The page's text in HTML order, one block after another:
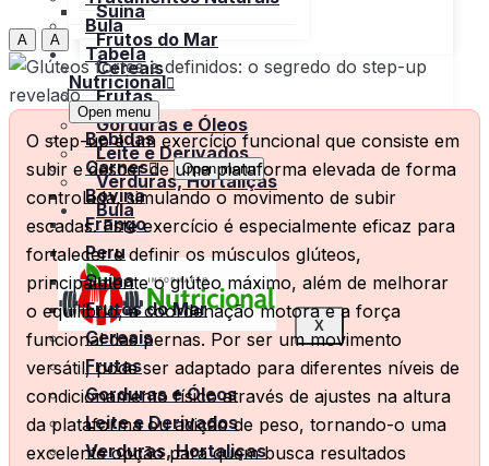
Suína
Frutos do Mar
Cereais
Frutas
Gorduras e Óleos
Leite e Derivados
Verduras, Hortaliças
Bula
X
Bula
Tabela
Nutricional
Open menu
Bebidas
Carnes
Open menu
Bovina
Frango
Peru
Suína
Frutos do Mar
Cereais
Frutas
Gorduras e Óleos
Leite e Derivados
Verduras, Hortaliças
A A
O step-up é um exercício funcional que consiste em
subir e descer de uma plataforma elevada de forma
controlada, simulando o movimento de subir
escadas. Este exercício é especialmente eficaz para
fortalecer e definir os músculos glúteos,
principalmente o glúteo máximo, além de melhorar
o equilíbrio, a coordenação motora e a força
funcional das pernas. Por ser um movimento
versátil, pode ser adaptado para diferentes níveis de
condicionamento físico através de ajustes na altura
da plataforma ou adição de peso, tornando-o uma
excelente opção para quem busca resultados